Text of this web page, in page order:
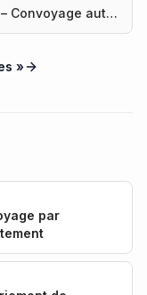
Transporteur voiture Nantes Sète – Convoyage automobile
»
par